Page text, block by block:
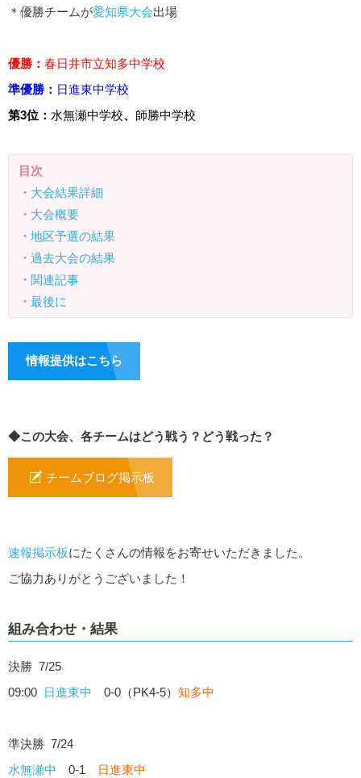
＊優勝チームが愛知県大会出場
優勝： 春日井市立知多中学校
準優勝： 日進東中学校
第3位： 水無瀬中学校、 師勝中学校
目次
・ 大会結果詳細
・ 大会概要
・ 地区予選の結果
・ 過去大会の結果
・ 関連記事
・ 最後に
情報提供はこちら
◆この大会、各チームはどう戦う？どう戦った？
チームブログ掲示板
速報掲示板にたくさんの情報をお寄せいただきました。
ご協力ありがとうございました！
組み合わせ・結果
決勝 7/25
09:00 日進東中 0-0（PK4-5） 知多中
準決勝 7/24
水無瀬中
0-1
日進東中